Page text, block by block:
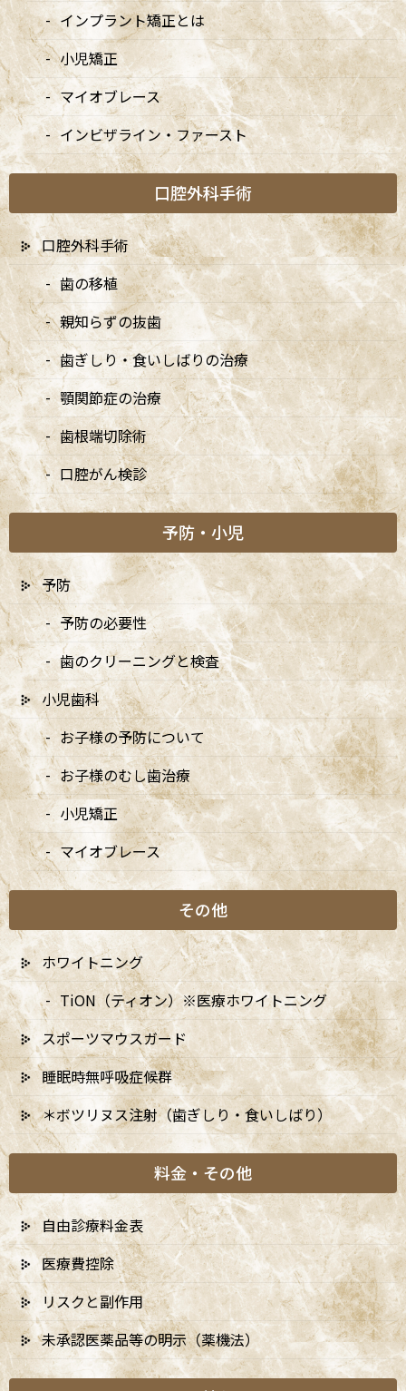
Access
阿佐ヶ谷ことぶき歯科・矯正歯科
阿佐ヶ谷の歯医者「阿佐ヶ谷ことぶき歯科・矯正歯科」は、JR中
央線(快速)「阿佐ケ谷駅」徒歩0分 / JR中央/総武線「阿佐ケ谷駅」
徒歩0分 / 東京メトロ丸ノ内線「南阿佐ケ谷駅」徒歩8分の、駅す
ぐでとても通いやすい場所にある歯医者です。杉並区や中野区、新
宿、東京都内、隣接県や遠方からも患者様に来院頂きやすい環境
といえます。
〒166-0004 東京都杉並区阿佐谷南3-37-14 第二北原ビル3階
JR中央線(快速)「阿佐ケ谷駅」徒歩0分 / JR中央/総武線「阿佐ケ
谷駅」徒歩0分 / 東京メトロ丸ノ内線「南阿佐ケ谷駅」徒歩8分
TEL： 03-6915-1315
診療時間 火 水 木 金 土
日
9:00-13:00
● ▲ ● ● ● ●
★
14:00-18:00
● ▲ ● ● ● ● ★
★…ご予約状況により診療を行わせて頂きます。
※休診日：火曜（9月より月2回）・日曜・祝日
▲…2025年9月より第2火曜日、第4火曜日は診療日となりま
す。
インプラント矯正とは
小児矯正
マイオブレース
インビザライン・ファースト
口腔外科手術
口腔外科手術
歯の移植
親知らずの抜歯
歯ぎしり・食いしばりの治療
顎関節症の治療
歯根端切除術
口腔がん検診
予防・小児
予防
予防の必要性
歯のクリーニングと検査
小児歯科
お子様の予防について
お子様のむし歯治療
小児矯正
マイオブレース
その他
ホワイトニング
TiON（ティオン）※医療ホワイトニング
スポーツマウスガード
睡眠時無呼吸症候群
＊ボツリヌス注射（歯ぎしり・食いしばり）
料金・その他
自由診療料金表
医療費控除
リスクと副作用
未承認医薬品等の明示（薬機法）